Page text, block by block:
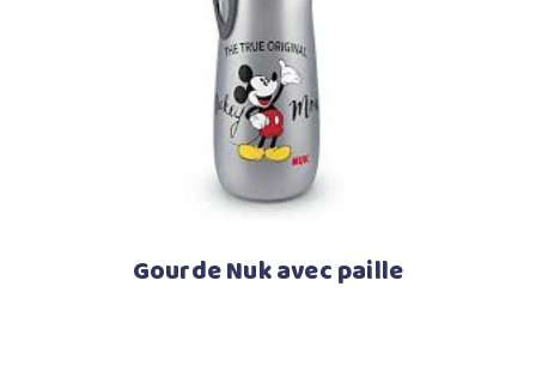
Lire la suite
Gourde Nuk avec paille